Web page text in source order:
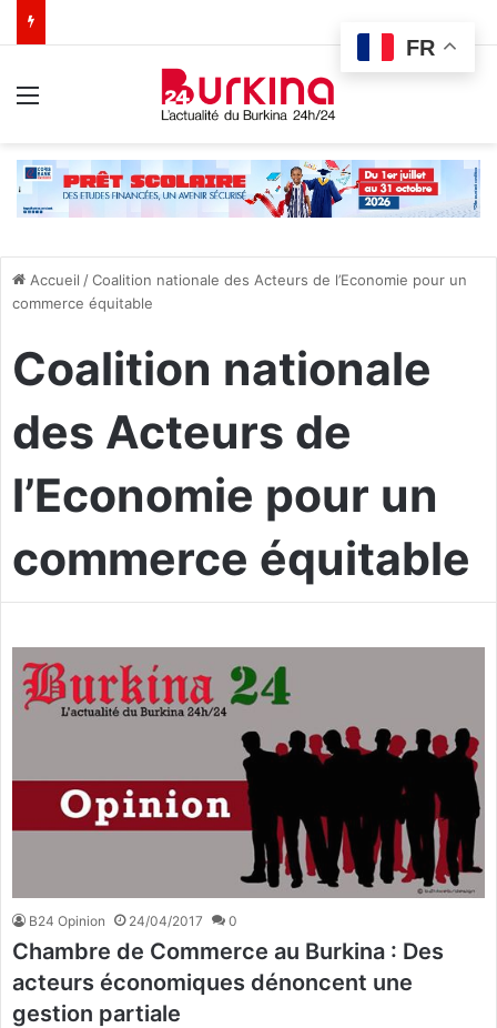
Accueil /Coalition nationale des Acteurs de l’Economie pour un
commerce équitable
Coalition nationale
des Acteurs de
l’Economie pour un
commerce équitable
B24 Opinion 24/04/2017 0
Chambre de Commerce au Burkina : Des
acteurs économiques dénoncent une
gestion partiale
FR